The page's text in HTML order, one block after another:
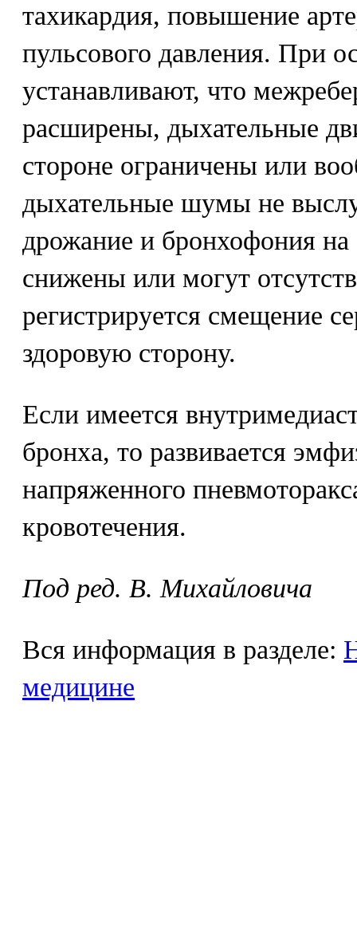
тахикардия, повышение
пульсового давления. При
устанавливают, что
расширены, дыхательные
стороне ограничены или
дыхательные шумы не
дрожание и бронхофония
снижены или могут
регистрируется смещение
здоровую сторону.
Если имеется
бронха, то развивается
напряженного
кровотечения.
Под ред. В. Михайловича
Вся информация в разделе:
медицине